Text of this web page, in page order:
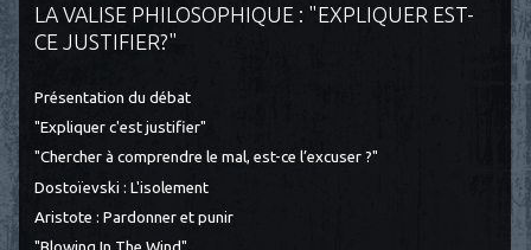
LA VALISE PHILOSOPHIQUE : "EXPLIQUER EST-
CE JUSTIFIER?"
Présentation du débat
"Expliquer c'est justifier"
"Chercher à comprendre le mal, est-ce l’excuser ?"
Dostoïevski : L'isolement
Aristote : Pardonner et punir